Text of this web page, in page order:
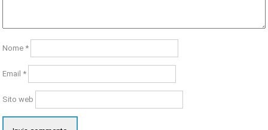
Nome *
Email *
Sito web